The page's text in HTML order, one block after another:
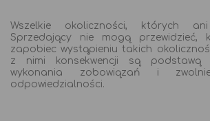
Wszelkie okoliczności, których
Sprzedający nie mogą przewidzieć,
zapobiec wystąpieniu takich
z nimi konsekwencji są podstawą
wykonania zobowiązań i
odpowiedzialności.